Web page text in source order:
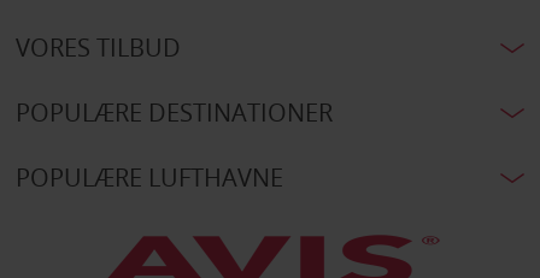
VORES TILBUD
POPULÆRE DESTINATIONER
POPULÆRE LUFTHAVNE